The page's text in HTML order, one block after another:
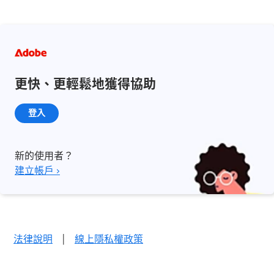
更快、更輕鬆地獲得協助
登入
新的使用者？
建立帳戶 ›
法律說明 | 線上隱私權政策